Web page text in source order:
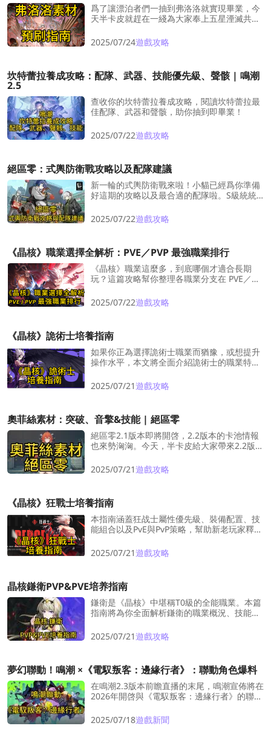
爲了讓漂泊者們一抽到弗洛洛就實現畢業，今
天半卡皮就趕在一綫為大家奉上五星湮滅共鳴
南！
2025/07/24遊戲攻略
坎特蕾拉養成攻略：配隊、武器、技能優先級、聲骸 | 鳴潮
2.5
查收你的坎特蕾拉養成攻略，閱讀坎特蕾拉最
佳配隊、武器和聲骸，助你抽到即畢業！
2025/07/22遊戲攻略
絕區零：式輿防衛戰攻略以及配隊建議
新一輪的式輿防衛戰來啦！小貓已經爲你準備
好這期的攻略以及最合適的配隊啦。S級統統
2025/07/22遊戲攻略
《晶核》職業選擇全解析：PVE／PVP 最強職業排行
《晶核》職業這麼多，到底哪個才適合長期
玩？這篇攻略幫你整理各職業分支在 PVE／
2025/07/22遊戲攻略
《晶核》詭術士培養指南
如果你正為選擇詭術士職業而猶豫，或想提升
操作水平，本文將全面介紹詭術士的職業特
技巧，助你快速上手。
2025/07/21遊戲攻略
奧菲絲素材：突破、音擎&技能 | 絕區零
絕區零2.1版本即將開啓，2.2版本的卡池情報
也來勢洶洶。今天，半卡皮給大家帶來2.2版本
材，包含突破、音擎與技能素材。
2025/07/21遊戲攻略
《晶核》狂戰士培養指南
本指南涵蓋狂战士屬性優先級、裝備配置、技
能組合以及PvE與PvP策略，幫助新老玩家釋放
2025/07/21遊戲攻略
晶核鎌衛PVP&PVE培养指南
鎌衛是《晶核》中堪稱T0級的全能職業。本篇
指南將為你全面解析鎌衛的職業概況、技能介
翼，無往不利。
2025/07/21遊戲攻略
夢幻聯動！鳴潮 ×《電馭叛客：邊緣行者》：聯動角色爆料
在鳴潮2.3版本前瞻直播的末尾，鳴潮宣佈將在
2026年開啓與《電馭叛客：邊緣行者》的聯
後續陸續公佈。這篇文章將更新最新的聯動角
色、地圖、boss爆料！
2025/07/18遊戲新聞